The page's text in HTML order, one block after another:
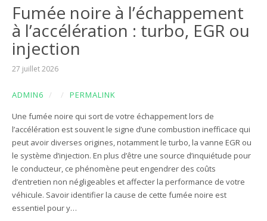
Fumée noire à l’échappement
à l’accélération : turbo, EGR ou
injection
27 juillet 2026
ADMIN6 / /
PERMALINK
Une fumée noire qui sort de votre échappement lors de
l’accélération est souvent le signe d’une combustion inefficace qui
peut avoir diverses origines, notamment le turbo, la vanne EGR ou
le système d’injection. En plus d’être une source d’inquiétude pour
le conducteur, ce phénomène peut engendrer des coûts
d’entretien non négligeables et affecter la performance de votre
véhicule. Savoir identifier la cause de cette fumée noire est
essentiel pour y…